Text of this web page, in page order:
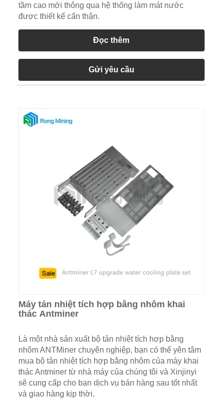
tầm cao mới thông qua hệ thống làm mát nước
được thiết kế cẩn thận.
Đọc thêm
Gửi yêu cầu
Máy tản nhiệt tích hợp bằng nhôm khai
thác Antminer
Là một nhà sản xuất bộ tản nhiệt tích hợp bằng
nhôm ANTMiner chuyên nghiệp, bạn có thể yên tâm
mua bộ tản nhiệt tích hợp bằng nhôm của máy khai
thác Antminer từ nhà máy của chúng tôi và Xinjinyi
sẽ cung cấp cho bạn dịch vụ bán hàng sau tốt nhất
và giao hàng kịp thời.